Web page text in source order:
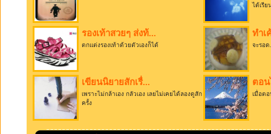
ได้เรี
รองเท้าสวยๆ ส่งท้...
ตกแต่งรองเท้าด้วยตัวเองก็ได้
ทำเ
จะรอ
เขียนนิยายสักเรื่...
เพราะไม่กล้าเอง กลัวเอง เลยไม่เคยได้ลองดูสัก
ครั้ง
ตอน
เมื่อต